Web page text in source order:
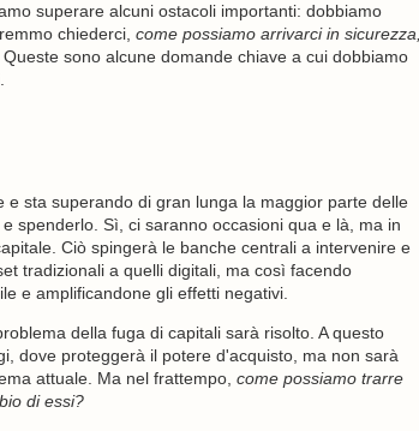
superare alcuni ostacoli importanti: dobbiamo
chiederci, come possiamo arrivarci in sicurezza,
sono alcune domande chiave a cui dobbiamo
sta superando di gran lunga la maggior parte delle
spenderlo. Sì, ci saranno occasioni qua e là, ma in
Ciò spingerà le banche centrali a intervenire e
tradizionali a quelli digitali, ma così facendo
e amplificandone gli effetti negativi.
della fuga di capitali sarà risolto. A questo
dove proteggerà il potere d'acquisto, ma non sarà
attuale. Ma nel frattempo, come possiamo trarre
di essi?